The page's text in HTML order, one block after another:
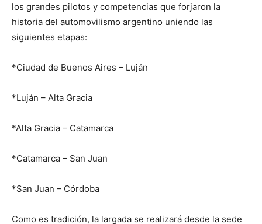
los grandes pilotos y competencias que forjaron la
historia del automovilismo argentino uniendo las
siguientes etapas:
*Ciudad de Buenos Aires – Luján
*Luján – Alta Gracia
*Alta Gracia – Catamarca
*Catamarca – San Juan
*San Juan – Córdoba
Como es tradición, la largada se realizará desde la sede